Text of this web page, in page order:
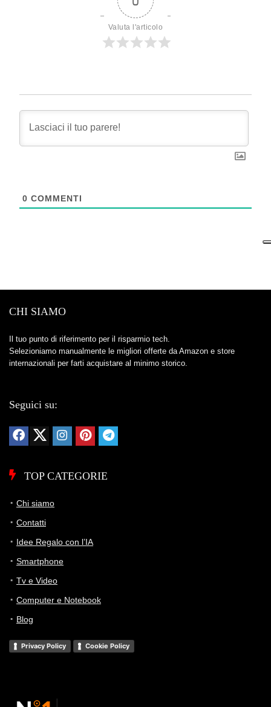
Valuta l'articolo
0 COMMENTI
CHI SIAMO
Il tuo punto di riferimento per il risparmio tech.
Selezioniamo manualmente le migliori offerte da Amazon e store
internazionali per farti acquistare al minimo storico.
Seguici su:
TOP CATEGORIE
Chi siamo
Contatti
Idee Regalo con l’IA
Smartphone
Tv e Video
Computer e Notebook
Blog
Privacy Policy Cookie Policy